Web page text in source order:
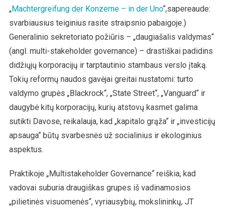
„Machtergreifung der Konzerne – in der Uno“,sapereaude:
svarbiausius teiginius rasite straipsnio pabaigoje.)
Generalinio sekretoriato požiūris – „daugiašalis valdymas“
(angl. multi-stakeholder governance) – drastiškai padidins
didžiųjų korporacijų ir tarptautinio stambaus verslo įtaką.
Tokių reformų naudos gavėjai greitai nustatomi: turto
valdymo grupės „Blackrock“, „State Street“, „Vanguard“ ir
daugybė kitų korporacijų, kurių atstovų kasmet galima
sutikti Davose, reikalauja, kad „kapitalo grąža“ ir „investicijų
apsauga“ būtų svarbesnės už socialinius ir ekologinius
aspektus.
Praktikoje „Multistakeholder Governance“ reiškia, kad
vadovai suburia draugiškas grupes iš vadinamosios
„pilietinės visuomenės“, vyriausybių, mokslininkų, JT